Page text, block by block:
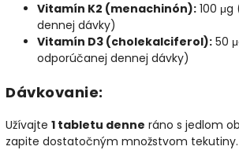
Vitamín K2 (menachinón): 100 μg
dennej dávky)
Vitamín D3 (cholekalciferol): 50
odporúčanej dennej dávky)
Dávkovanie:
Užívajte 1 tabletu denne ráno s jedlom
zapite dostatočným množstvom tekutiny.